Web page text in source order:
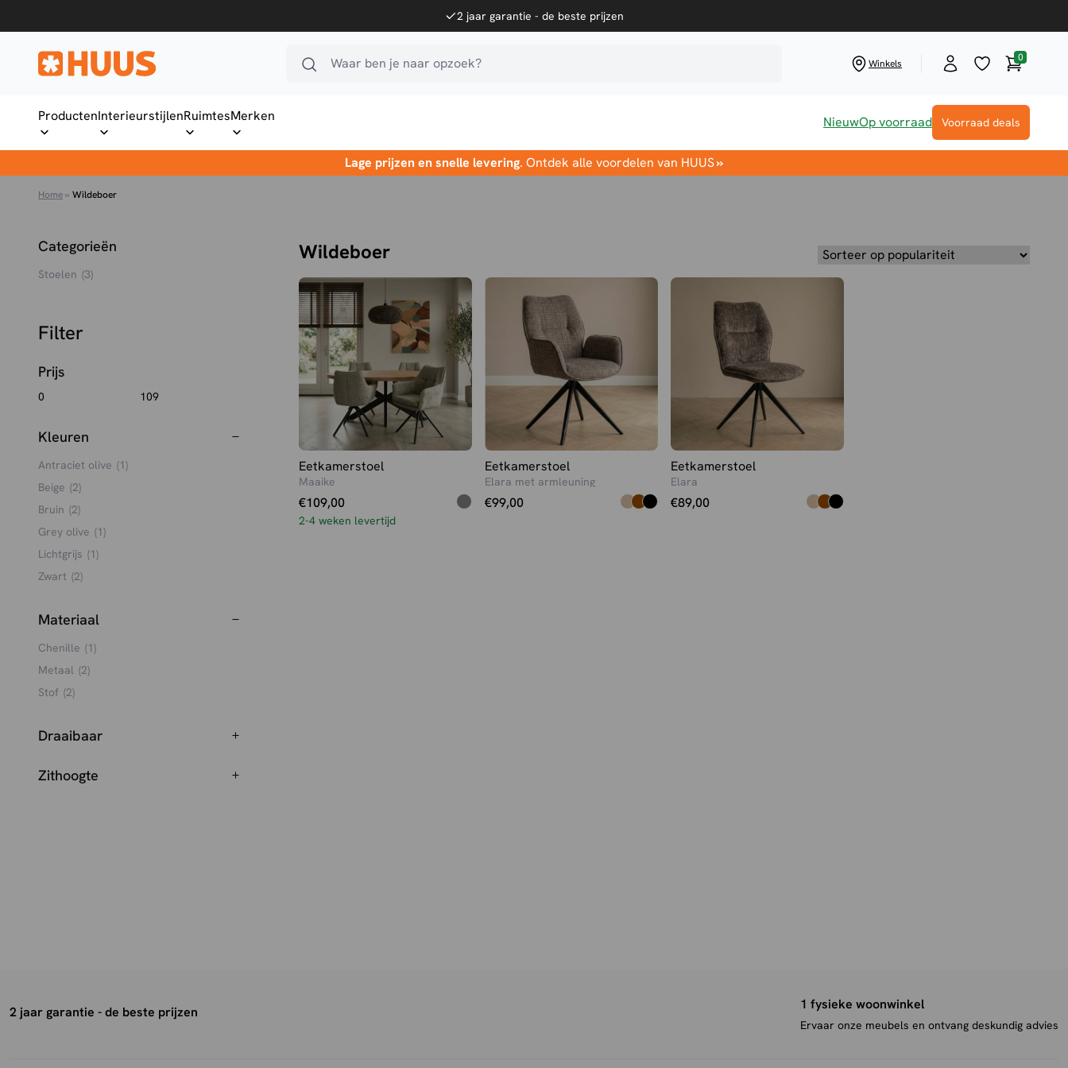
2 jaar garantie - de beste prijzen
Waar ben je naar opzoek? Winkels 0
ProductenInterieurstijlenRuimtesMerken NieuwOp voorraad Voorraad deals
Lage prijzen en snelle levering. Ontdek alle voordelen van HUUS»
Home» Wildeboer
Categorieën
Stoelen (3)
Filter
Prijs
Kleuren
Antraciet olive (1)
Beige (2)
Bruin (2)
Grey olive (1)
Lichtgrijs (1)
Zwart (2)
Materiaal
Chenille (1)
Metaal (2)
Stof (2)
Draaibaar
Zithoogte
Wildeboer
Eetkamerstoel
Maaike
€109,00
2-4 weken levertijd
Eetkamerstoel
Elara met armleuning
€99,00
Eetkamerstoel
Elara
€89,00
2 jaar garantie - de beste prijzen 1 fysieke woonwinkel
Ervaar onze meubels en ontvang deskundig advies